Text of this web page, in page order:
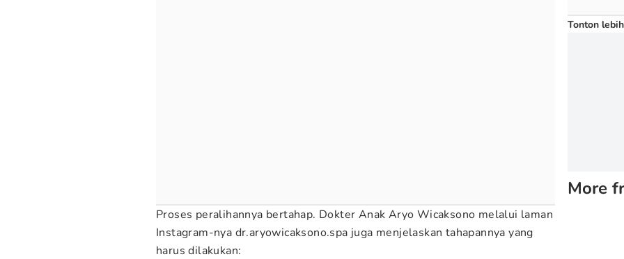
Proses peralihannya bertahap. Dokter Anak Aryo Wicaksono melalui laman
Instagram-nya dr.aryowicaksono.spa juga menjelaskan tahapannya yang
harus dilakukan:
Tonton
More